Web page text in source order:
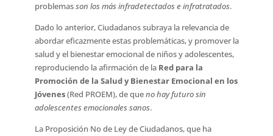
problemas son los más infradetectados e infratratados.
Dado lo anterior, Ciudadanos subraya la relevancia de
abordar eficazmente estas problemáticas, y promover la
salud y el bienestar emocional de niños y adolescentes,
reproduciendo la afirmación de la Red para la
Promoción de la Salud y Bienestar Emocional en los
Jóvenes(Red PROEM), de queno hay futuro sin
adolescentes emocionales sanos.
La Proposición No de Ley de Ciudadanos, que ha